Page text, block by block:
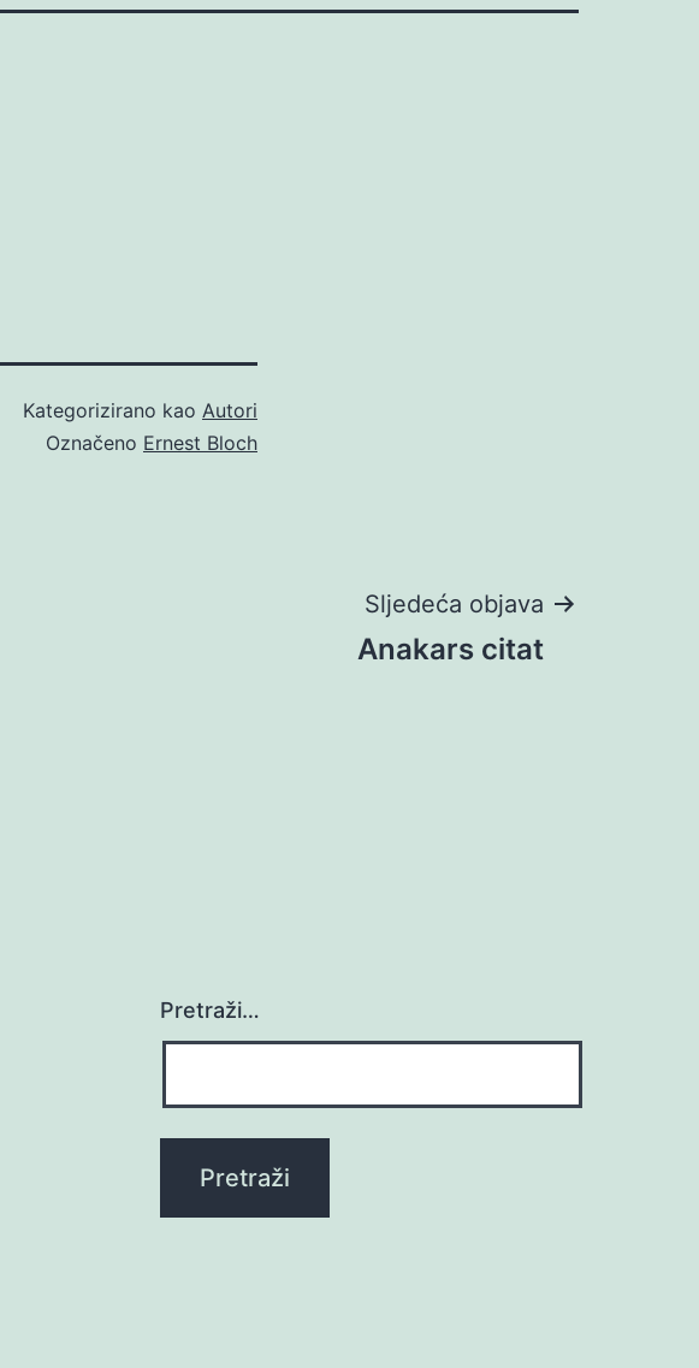
Kategorizirano kao Autori
Označeno Ernest Bloch
Sljedeća objava
Anakars citat
Pretraži…